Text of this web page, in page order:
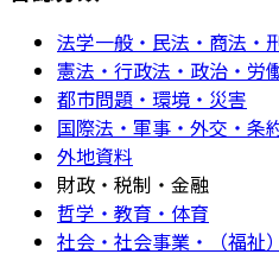
法学一般・民法・商法・
憲法・行政法・政治・労
都市問題・環境・災害
国際法・軍事・外交・条
外地資料
財政・税制・金融
哲学・教育・体育
社会・社会事業・（福祉